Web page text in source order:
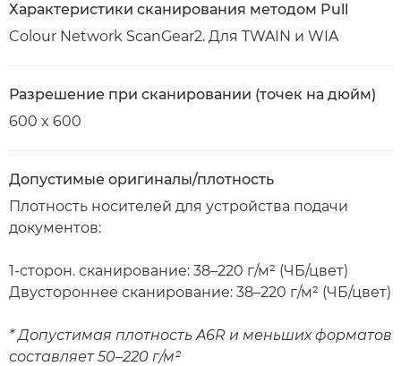
Характеристики сканирования методом Pull
Colour Network ScanGear2. Для TWAIN и WIA
Разрешение при сканировании (точек на дюйм)
600 x 600
Допустимые оригиналы/плотность
Плотность носителей для устройства подачи
документов:
1-сторон. сканирование: 38–220 г/м² (ЧБ/цвет)
Двустороннее сканирование: 38–220 г/м² (ЧБ/цвет)
* Допустимая плотность A6R и меньших форматов
составляет 50–220 г/м²